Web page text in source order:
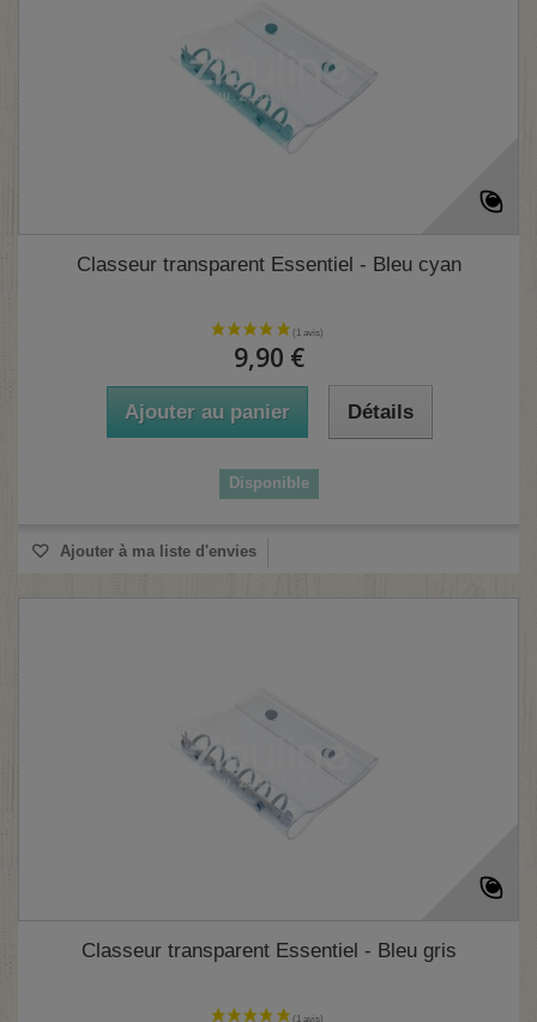
Classeur transparent Essentiel - Bleu cyan
9,90 €
Ajouter au panier Détails
Disponible
Ajouter à ma liste d'envies
Classeur transparent Essentiel - Bleu gris